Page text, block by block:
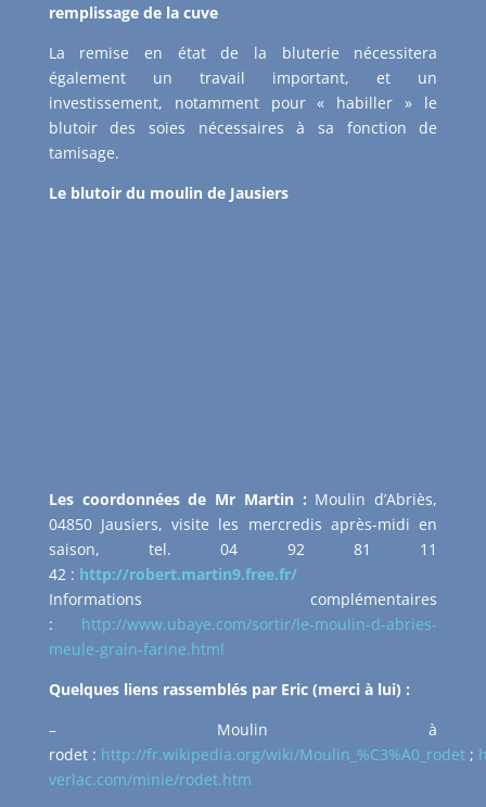
remplissage de la cuve
La remise en état de la bluterie nécessitera
également un travail important, et un
investissement, notamment pour « habiller » le
blutoir des soies nécessaires à sa fonction de
tamisage.
Le blutoir du moulin de Jausiers
Les coordonnées de Mr Martin : Moulin d’Abriès,
04850 Jausiers, visite les mercredis après-midi en
saison, tel. 04 92 81 11
42 : http://robert.martin9.free.fr/
Informations complémentaires
: http://www.ubaye.com/sortir/le-moulin-d-abries-
meule-grain-farine.html
Quelques liens rassemblés par Eric (merci à lui) :
– Moulin à
rodet : http://fr.wikipedia.org/wiki/Moulin_%C3%A0_rodet;
verlac.com/minie/rodet.htm